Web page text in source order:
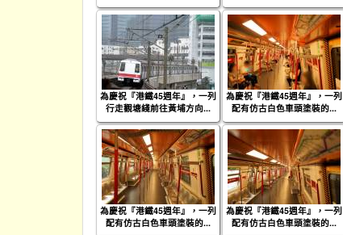
為慶祝『港鐵45週年』，一列
行走觀塘綫前往黃埔方向...
為慶祝『港鐵45週年』，一列
配有仿古白色車頭塗裝的...
為慶祝『港鐵45週年』，一列
配有仿古白色車頭塗裝的...
為慶祝『港鐵45週年』，一列
配有仿古白色車頭塗裝的...